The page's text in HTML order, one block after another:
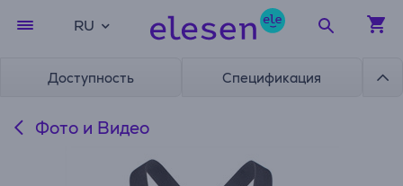
RU
Доступность Спецификация
Фото и Видео